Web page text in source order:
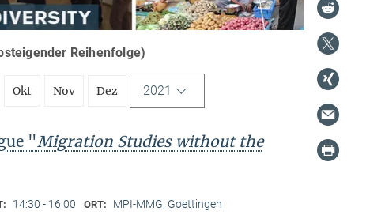
Reihenfolge)
Okt Nov Dez 2021
"Migration Studies without the
14:30 - 16:00 ORT: MPI-MMG, Goettingen